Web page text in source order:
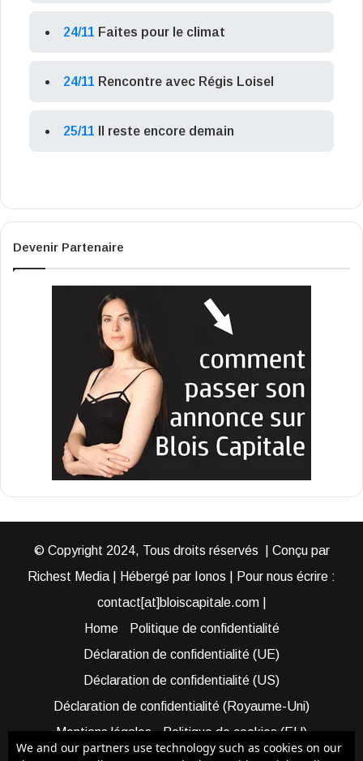
24/11 Faites pour le climat
24/11 Rencontre avec Régis Loisel
25/11 Il reste encore demain
Devenir Partenaire
© Copyright 2024, Tous droits réservés | Conçu par
Richest Media | Hébergé par Ionos | Pour nous écrire :
contact[at]bloiscapitale.com |
Home
Politique de confidentialité
Déclaration de confidentialité (UE)
Déclaration de confidentialité (US)
Déclaration de confidentialité (Royaume-Uni)
Mentions légales
Politique de cookies (EU)
Cookie Policy (AUS)
Cookie Policy (US)
We and our partners use technology such as cookies on our